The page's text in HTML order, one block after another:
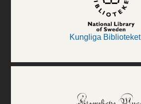
Kungliga Biblioteket